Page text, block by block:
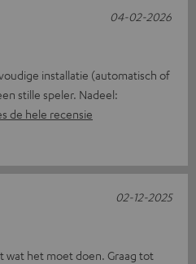
installatie (automatisch of
stille speler. Nadeel:
de hele recensie
04-02-2026
wat het moet doen. Graag tot
02-12-2025